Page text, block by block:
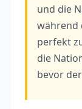
und die
während
perfekt
die
bevor